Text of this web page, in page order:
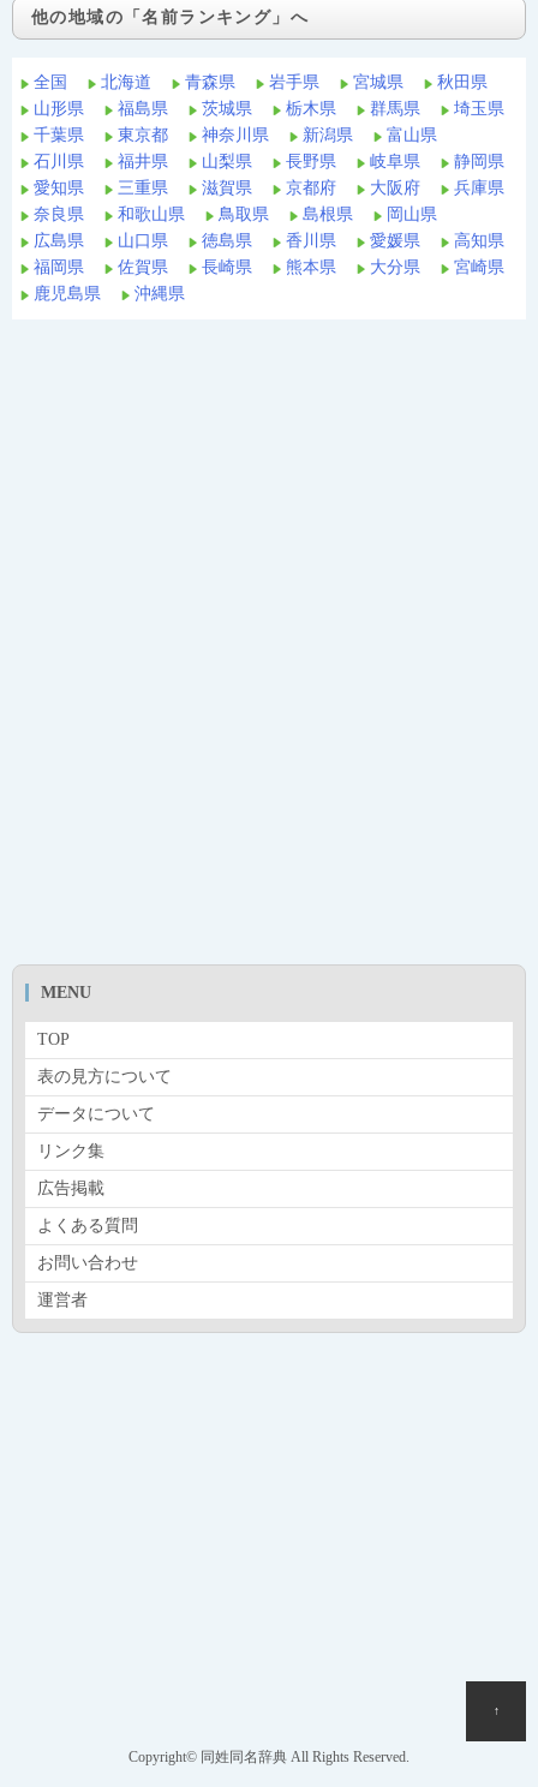
他の地域の「名前ランキング」へ
全国 北海道 青森県 岩手県 宮城県
秋田県
山形県
福島県 茨城県 栃木県 群馬県
埼玉県
千葉県
東京都 神奈川県 新潟県
富山県
石川県
福井県 山梨県 長野県 岐阜県
静岡県
愛知県
三重県 滋賀県 京都府 大阪府
兵庫県
奈良県
和歌山県 鳥取県 島根県
岡山県
広島県
山口県 徳島県 香川県 愛媛県
高知県
福岡県
佐賀県 長崎県 熊本県 大分県
宮崎県
鹿児島県
沖縄県
MENU
TOP
表の見方について
データについて
リンク集
広告掲載
よくある質問
お問い合わせ
運営者
↑
Copyright© 同姓同名辞典 All Rights Reserved.